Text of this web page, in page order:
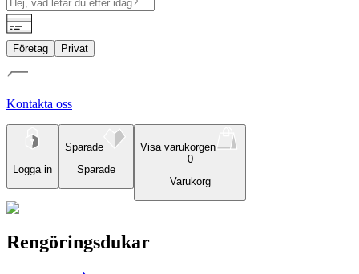
Företag Privat
Kontakta oss
Logga in
Sparade
Sparade
Visa varukorgen
0
Varukorg
Rengöringsdukar